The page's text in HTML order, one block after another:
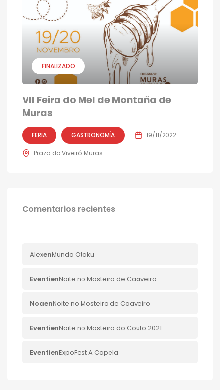
FINALIZADO
VII Feira do Mel de Montaña de
Muras
FERIA GASTRONOMÍA 19/11/2022
Praza do Viveiró, Muras
Comentarios recientes
AlexenMundo Otaku
EventienNoite no Mosteiro de Caaveiro
NoaenNoite no Mosteiro de Caaveiro
EventienNoite no Mosteiro do Couto 2021
EventienExpoFest A Capela